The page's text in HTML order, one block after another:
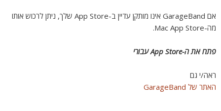
אם GarageBand אינו מותקן עדיין ב-App Store שלך, ניתן לרכוש אותו
מה-Mac App Store.
פתח את ה-App Store עבורי
ראה/י גם
האתר של GarageBand